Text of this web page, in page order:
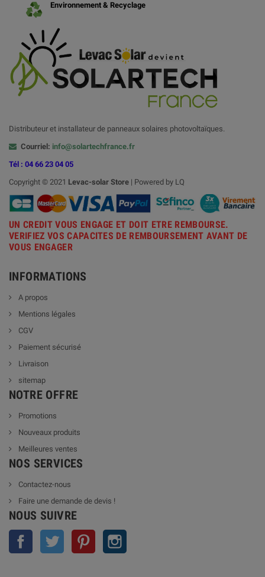
Environnement & Recyclage
Distributeur et installateur de panneaux solaires photovoltaïques.
Courriel: info@solartechfrance.fr
Tél : 04 66 23 04 05
Copyright © 2021 Levac-solar Store | Powered by LQ
UN CREDIT VOUS ENGAGE ET DOIT ETRE REMBOURSE.
VERIFIEZ VOS CAPACITES DE REMBOURSEMENT AVANT DE
VOUS ENGAGER
INFORMATIONS
A propos
Mentions légales
CGV
Paiement sécurisé
Livraison
sitemap
NOTRE OFFRE
Promotions
Nouveaux produits
Meilleures ventes
NOS SERVICES
Contactez-nous
Faire une demande de devis !
NOUS SUIVRE
Facebook Twitter Pinterest